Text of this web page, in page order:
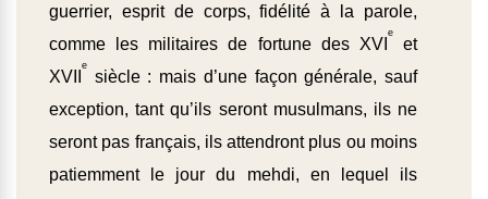
guerrier, esprit de corps, fidélité à la parole,
comme les militaires de fortune des XVI
e
et
XVII
e
siècle : mais d’une façon générale, sauf
exception, tant qu’ils seront musulmans, ils ne
seront pas français, ils attendront plus ou moins
patiemment le jour du mehdi, en lequel ils